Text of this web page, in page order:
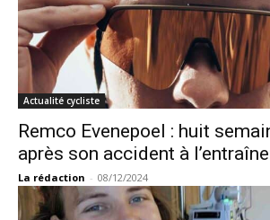
Actualité cycliste
Remco Evenepoel : huit
après son accident à
La rédaction - 08/12/2024